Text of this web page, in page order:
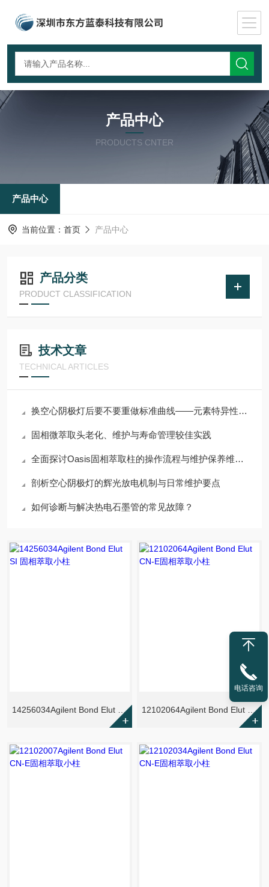
产品中心
PRODUCTS CNTER
产品中心
当前位置： 首页 产品中心
产品分类
PRODUCT CLASSIFICATION
技术文章
TECHNICAL ARTICLES
换空心阴极灯后要不要重做标准曲线——元素特异性光源的校准边界
固相微萃取头老化、维护与寿命管理较佳实践
全面探讨Oasis固相萃取柱的操作流程与维护保养维修要点
剖析空心阴极灯的辉光放电机制与日常维护要点
如何诊断与解决热电石墨管的常见故障？
14256034Agilent Bond Elut SI 固相萃取小柱 12102064Agilent Bond Elut CN-E固相萃取小柱
电话咨询